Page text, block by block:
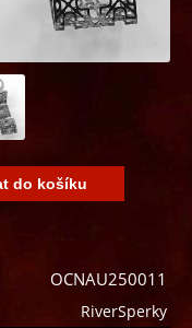
OCNAU250011
RiverSperky